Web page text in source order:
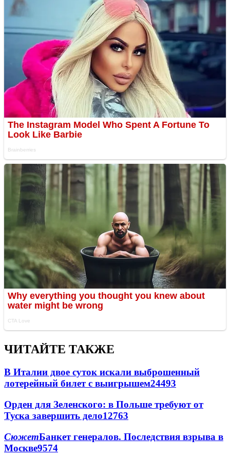
ЧИТАЙТЕ ТАКЖЕ
В Италии двое суток искали выброшенный
лотерейный билет с выигрышем24493
Орден для Зеленского: в Польше требуют от
Туска завершить дело12763
СюжетБанкет генералов. Последствия взрыва в
Москве9574